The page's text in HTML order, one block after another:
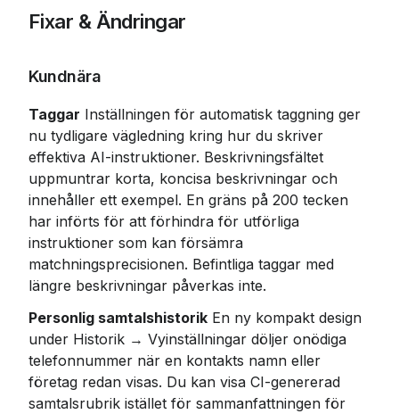
Fixar & Ändringar
Kundnära
Taggar Inställningen för automatisk taggning ger
nu tydligare vägledning kring hur du skriver
effektiva AI-instruktioner. Beskrivningsfältet
uppmuntrar korta, koncisa beskrivningar och
innehåller ett exempel. En gräns på 200 tecken
har införts för att förhindra för utförliga
instruktioner som kan försämra
matchningsprecisionen. Befintliga taggar med
längre beskrivningar påverkas inte.
Personlig samtalshistorik En ny kompakt design
under Historik → Vyinställningar döljer onödiga
telefonnummer när en kontakts namn eller
företag redan visas. Du kan visa CI-genererad
samtalsrubrik istället för sammanfattningen för